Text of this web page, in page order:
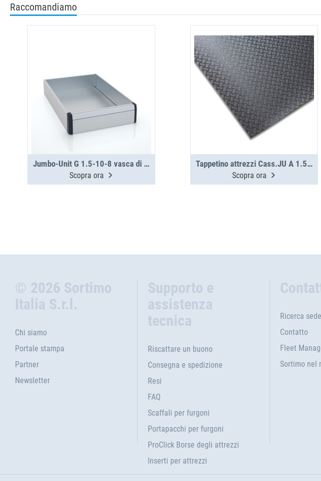
Raccomandiamo
Jumbo-Unit G 1.5-10-8 vasca di copertura
Scopra ora
‌Tappetino attrezzi Cass.JU A 1.5-10-0
Scopra ora
© 2026 Sortimo
Italia S.r.l.
Chi siamo
Portale stampa
Partner
Newsletter
Supporto e
assistenza
tecnica
Riscattare un buono
Consegna e spedizione
Resi
FAQ
Scaffali per furgoni
Portapacchi per furgoni
ProClick Borse degli attrezzi
Inserti per attrezzi
Ricerca sede
Contatto
Fleet
Sortimo nel